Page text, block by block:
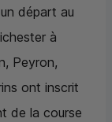
départ au
à
Peyron,
ont inscrit
de la course